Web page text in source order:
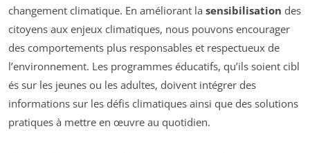
changement climatique. En améliorant la sensibilisation des
citoyens aux enjeux climatiques, nous pouvons encourager
des comportements plus responsables et respectueux de
l’environnement. Les programmes éducatifs, qu’ils soient cibl
és sur les jeunes ou les adultes, doivent intégrer des
informations sur les défis climatiques ainsi que des solutions
pratiques à mettre en œuvre au quotidien.